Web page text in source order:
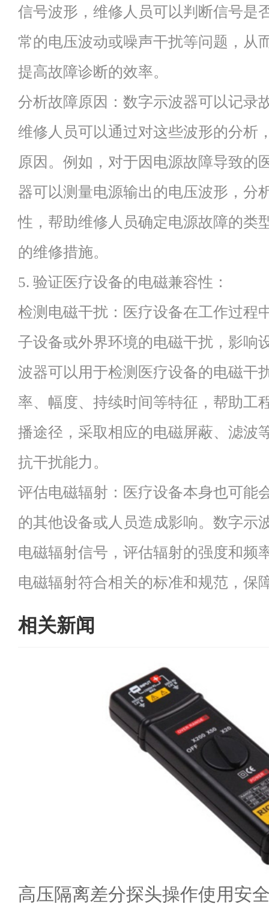
信号波形，维修人员可以判断信号是
常的电压波动或噪声干扰等问题，从
提高故障诊断的效率。
分析故障原因：数字示波器可以记录
维修人员可以通过对这些波形的分析
原因。例如，对于因电源故障导致的
器可以测量电源输出的电压波形，分
性，帮助维修人员确定电源故障的类
的维修措施。
5. 验证医疗设备的电磁兼容性：
检测电磁干扰：医疗设备在工作过程
子设备或外界环境的电磁干扰，影响
波器可以用于检测医疗设备的电磁干
率、幅度、持续时间等特征，帮助工
播途径，采取相应的电磁屏蔽、滤波
抗干扰能力。
评估电磁辐射：医疗设备本身也可能
的其他设备或人员造成影响。数字示
电磁辐射信号，评估辐射的强度和频
电磁辐射符合相关的标准和规范，保
相关新闻
高压隔离差分探头操作使用安